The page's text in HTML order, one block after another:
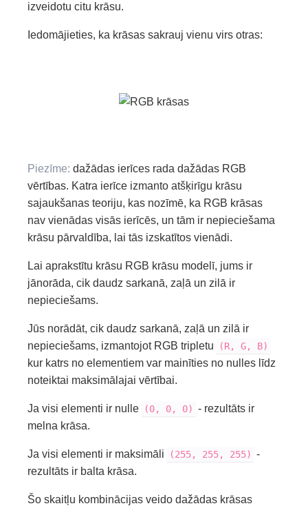
izveidotu citu krāsu.
Iedomājieties, ka krāsas sakrauj vienu virs otras:
Piezīme: dažādas ierīces rada dažādas RGB
vērtības. Katra ierīce izmanto atšķirīgu krāsu
sajaukšanas teoriju, kas nozīmē, ka RGB krāsas
nav vienādas visās ierīcēs, un tām ir nepieciešama
krāsu pārvaldība, lai tās izskatītos vienādi.
Lai aprakstītu krāsu RGB krāsu modelī, jums ir
jānorāda, cik daudz sarkanā, zaļā un zilā ir
nepieciešams.
Jūs norādāt, cik daudz sarkanā, zaļā un zilā ir
nepieciešams, izmantojot RGB tripletu
(R, G, B)
kur katrs no elementiem var mainīties no nulles līdz
noteiktai maksimālajai vērtībai.
Ja visi elementi ir nulle (0, 0, 0) - rezultāts ir
melna krāsa.
Ja visi elementi ir maksimāli (255, 255, 255) -
rezultāts ir balta krāsa.
Šo skaitļu kombinācijas veido dažādas krāsas